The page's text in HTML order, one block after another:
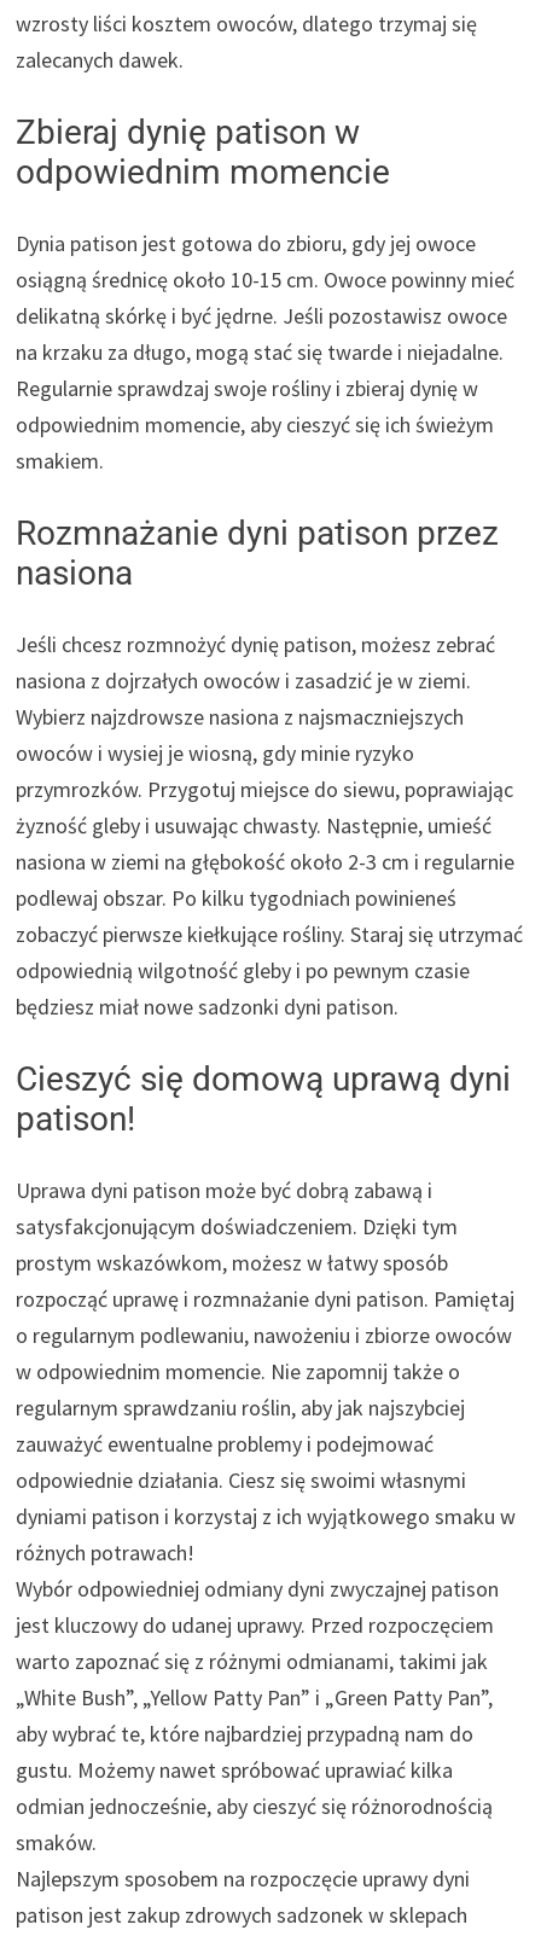
wzrosty liści kosztem owoców, dlatego trzymaj się
zalecanych dawek.
Zbieraj dynię patison w
odpowiednim momencie
Dynia patison jest gotowa do zbioru, gdy jej owoce
osiągną średnicę około 10-15 cm. Owoce powinny mieć
delikatną skórkę i być jędrne. Jeśli pozostawisz owoce
na krzaku za długo, mogą stać się twarde i niejadalne.
Regularnie sprawdzaj swoje rośliny i zbieraj dynię w
odpowiednim momencie, aby cieszyć się ich świeżym
smakiem.
Rozmnażanie dyni patison przez
nasiona
Jeśli chcesz rozmnożyć dynię patison, możesz zebrać
nasiona z dojrzałych owoców i zasadzić je w ziemi.
Wybierz najzdrowsze nasiona z najsmaczniejszych
owoców i wysiej je wiosną, gdy minie ryzyko
przymrozków. Przygotuj miejsce do siewu, poprawiając
żyzność gleby i usuwając chwasty. Następnie, umieść
nasiona w ziemi na głębokość około 2-3 cm i regularnie
podlewaj obszar. Po kilku tygodniach powinieneś
zobaczyć pierwsze kiełkujące rośliny. Staraj się utrzymać
odpowiednią wilgotność gleby i po pewnym czasie
będziesz miał nowe sadzonki dyni patison.
Cieszyć się domową uprawą dyni
patison!
Uprawa dyni patison może być dobrą zabawą i
satysfakcjonującym doświadczeniem. Dzięki tym
prostym wskazówkom, możesz w łatwy sposób
rozpocząć uprawę i rozmnażanie dyni patison. Pamiętaj
o regularnym podlewaniu, nawożeniu i zbiorze owoców
w odpowiednim momencie. Nie zapomnij także o
regularnym sprawdzaniu roślin, aby jak najszybciej
zauważyć ewentualne problemy i podejmować
odpowiednie działania. Ciesz się swoimi własnymi
dyniami patison i korzystaj z ich wyjątkowego smaku w
różnych potrawach!
Wybór odpowiedniej odmiany dyni zwyczajnej patison
jest kluczowy do udanej uprawy. Przed rozpoczęciem
warto zapoznać się z różnymi odmianami, takimi jak
„White Bush”, „Yellow Patty Pan” i „Green Patty Pan”,
aby wybrać te, które najbardziej przypadną nam do
gustu. Możemy nawet spróbować uprawiać kilka
odmian jednocześnie, aby cieszyć się różnorodnością
smaków.
Najlepszym sposobem na rozpoczęcie uprawy dyni
patison jest zakup zdrowych sadzonek w sklepach